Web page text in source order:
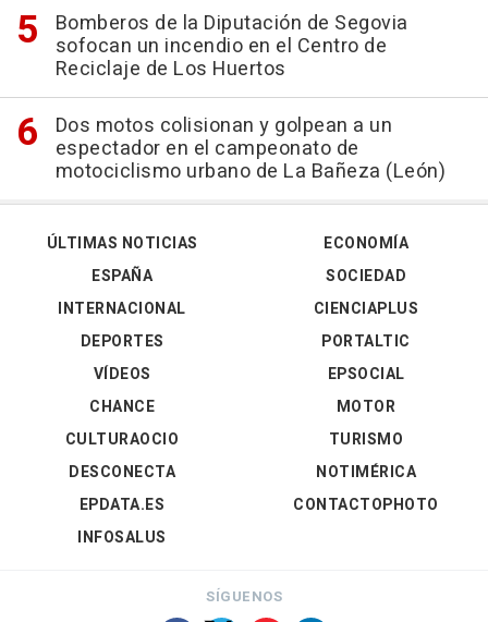
Bomberos de la Diputación de Segovia
sofocan un incendio en el Centro de
Reciclaje de Los Huertos
Dos motos colisionan y golpean a un
espectador en el campeonato de
motociclismo urbano de La Bañeza (León)
ÚLTIMAS NOTICIAS
ESPAÑA
INTERNACIONAL
DEPORTES
VÍDEOS
ECONOMÍA
SOCIEDAD
CIENCIAPLUS
PORTALTIC
EPSOCIAL
CHANCE
CULTURAOCIO
DESCONECTA
EPDATA.ES
INFOSALUS
MOTOR
TURISMO
NOTIMÉRICA
CONTACTOPHOTO
SÍGUENOS